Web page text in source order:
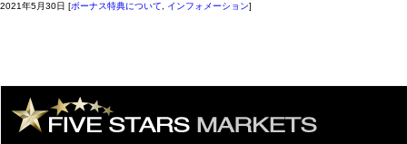
2021年5月30日 [ボーナス特典について インフォメーション]